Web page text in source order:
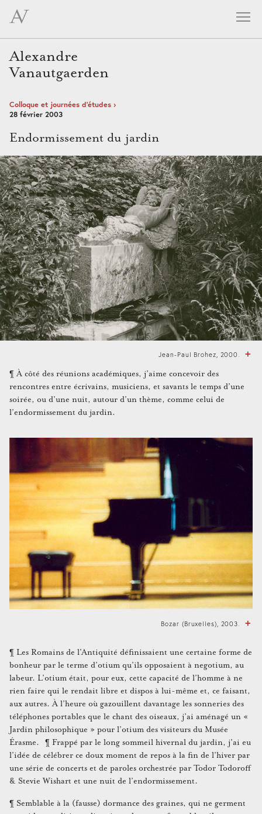
skip
Alexandre
Vanautgaerden
Colloque et journées d’études
28 février 2003
Endormissement du jardin
Jean-Paul Brohez, 2000.
¶ À côté des réunions académiques, j’aime concevoir des
rencontres entre écrivains, musiciens, et savants le temps d’une
soirée, ou d’une nuit, autour d’un thème, comme celui de
l’endormissement du jardin.
Bozar (Bruxelles), 2003.
¶ Les Romains de l’Antiquité définissaient une certaine forme de
bonheur par le terme d’otium qu’ils opposaient à negotium, au
labeur. L’otium était, pour eux, cette capacité de l’homme à ne
rien faire qui le rendait libre et dispos à lui-même et, ce faisant,
aux autres. À l’heure où gazouillent davantage les sonneries des
téléphones portables que le chant des oiseaux, j’ai aménagé un «
Jardin philosophique » pour l’otium des visiteurs du Musée
Érasme. ¶ Frappé par le long sommeil hivernal du jardin, j’ai eu
l’idée de célébrer ce doux moment de repos à la fin de l’hiver par
une série de concerts et de paroles orchestrée par Todor Todoroff
& Stevie Wishart et une nuit de l’endormissement.
¶ Semblable à la (fausse) dormance des graines, qui ne germent